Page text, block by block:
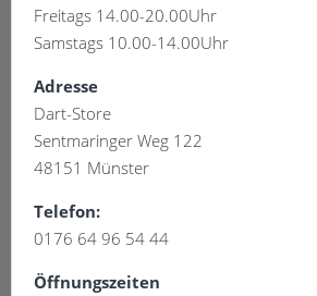
Optionen
können
Produktseite
gewählt
Freitags 14.00-20.00Uhr
Samstags 10.00-14.00Uhr
Adresse
Dart-Store
Sentmaringer Weg 122
48151 Münster
Telefon:
0176 64 96 54 44
Öffnungszeiten